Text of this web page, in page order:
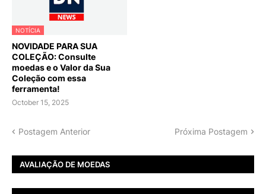
NOTÍCIA
NOVIDADE PARA SUA
COLEÇÃO: Consulte
moedas e o Valor da Sua
Coleção com essa
ferramenta!
October 15, 2025
Postagem Anterior Próxima Postagem
AVALIAÇÃO DE MOEDAS